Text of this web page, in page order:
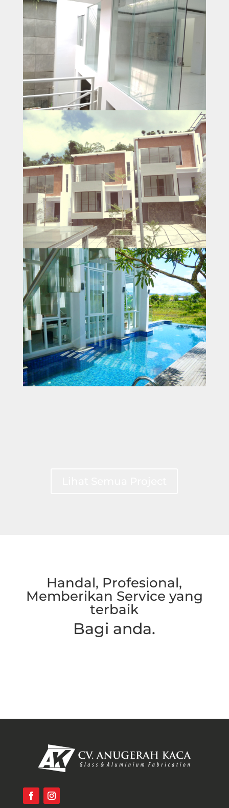
Handal, Profesional,
Memberikan Service yang
terbaik
Bagi anda.